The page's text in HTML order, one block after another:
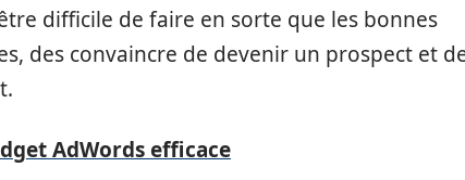
difficile de faire en sorte que les bonnes
des convaincre de devenir un prospect et
AdWords efficace